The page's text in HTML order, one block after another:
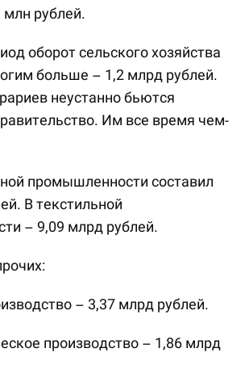
млн рублей.
оборот сельского хозяйства
больше – 1,2 млрд рублей.
неустанно бьются
Им все время чем-
промышленности составил
В текстильной
– 9,09 млрд рублей.
– 3,37 млрд рублей.
производство – 1,86 млрд